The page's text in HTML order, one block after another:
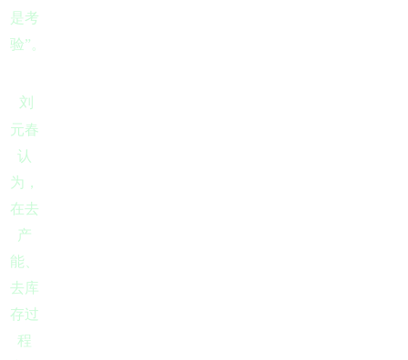
是考
验”。
刘
元春
认
为，
在去
产
能、
去库
存过
程